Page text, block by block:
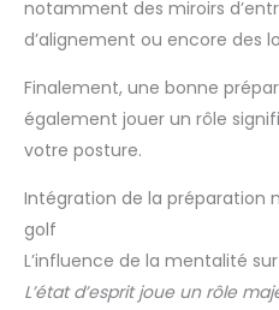
notamment des miroirs
d’alignement ou encore des
Finalement, une bonne
également jouer un rôle
votre posture.
Intégration de la préparation
golf
L’influence de la mentalité
L’état d’esprit joue un rôle